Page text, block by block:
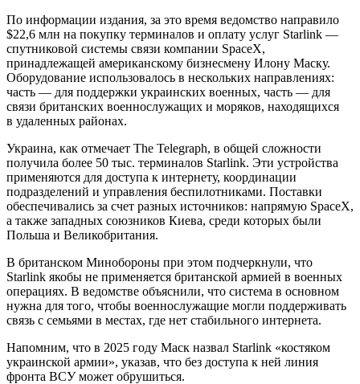
По информации издания, за это время ведомство направило
$22,6 млн на покупку терминалов и оплату услуг Starlink —
спутниковой системы связи компании SpaceX,
принадлежащей американскому бизнесмену Илону Маску.
Оборудование использовалось в нескольких направлениях:
часть — для поддержки украинских военных, часть — для
связи британских военнослужащих и моряков, находящихся
в удаленных районах.
Украина, как отмечает The Telegraph, в общей сложности
получила более 50 тыс. терминалов Starlink. Эти устройства
применяются для доступа к интернету, координации
подразделений и управления беспилотниками. Поставки
обеспечивались за счет разных источников: напрямую SpaceX,
а также западных союзников Киева, среди которых были
Польша и Великобритания.
В британском Минобороны при этом подчеркнули, что
Starlink якобы не применяется британской армией в военных
операциях. В ведомстве объяснили, что система в основном
нужна для того, чтобы военнослужащие могли поддерживать
связь с семьями в местах, где нет стабильного интернета.
Напомним, что в 2025 году Маск назвал Starlink «костяком
украинской армии», указав, что без доступа к ней линия
фронта ВСУ может обрушиться.